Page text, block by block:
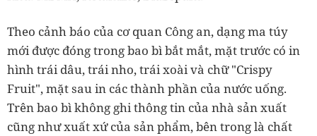
Theo cảnh báo của cơ quan Công an, dạng ma túy
mới được đóng trong bao bì bắt mắt, mặt trước có in
hình trái dâu, trái nho, trái xoài và chữ "Crispy
Fruit", mặt sau in các thành phần của nước uống.
Trên bao bì không ghi thông tin của nhà sản xuất
cũng như xuất xứ của sản phẩm, bên trong là chất